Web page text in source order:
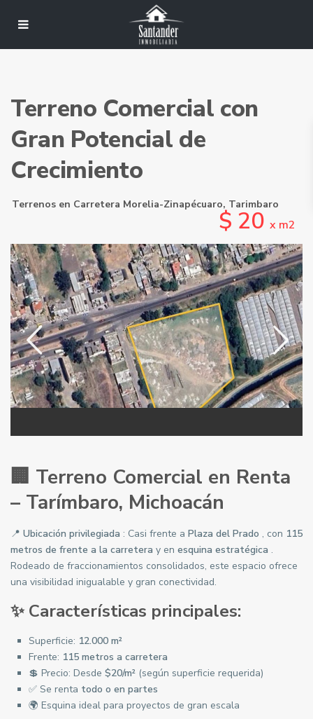
Terreno Comercial con
Gran Potencial de
Crecimiento
Terrenos en Carretera Morelia-Zinapécuaro, Tarimbaro
$ 20 x m2
🏢 Terreno Comercial en Renta
– Tarímbaro, Michoacán
📍 Ubicación privilegiada : Casi frente a Plaza del Prado , con 115
metros de frente a la carretera y en esquina estratégica .
Rodeado de fraccionamientos consolidados, este espacio ofrece
una visibilidad inigualable y gran conectividad.
✨ Características principales:
Superficie: 12.000 m²
Frente: 115 metros a carretera
💲 Precio: Desde $20/m² (según superficie requerida)
✅ Se renta todo o en partes
🌍 Esquina ideal para proyectos de gran escala